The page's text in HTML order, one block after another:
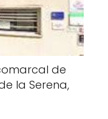
de
la Serena,